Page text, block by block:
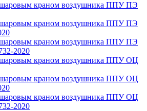
шаровым краном воздушника ППУ ПЭ
шаровым краном воздушника ППУ ПЭ
шаровым краном воздушника ППУ ПЭ
2020
шаровым краном воздушника ППУ ОЦ
шаровым краном воздушника ППУ ОЦ
шаровым краном воздушника ППУ ОЦ
2020